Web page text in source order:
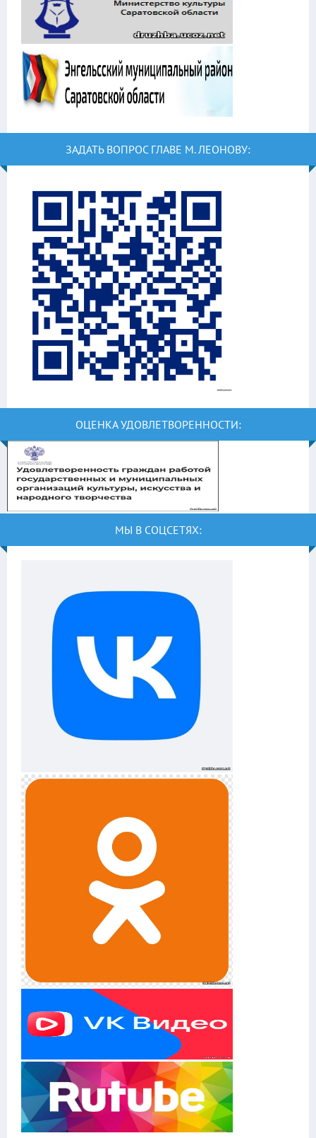
ЗАДАТЬ ВОПРОС ГЛАВЕ М. ЛЕОНОВУ:
ОЦЕНКА УДОВЛЕТВОРЕННОСТИ:
МЫ В СОЦСЕТЯХ: